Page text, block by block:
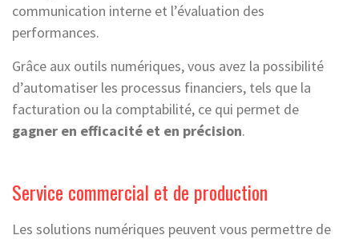
communication interne et l’évaluation des
performances.
Grâce aux outils numériques, vous avez la possibilité
d’automatiser les processus financiers, tels que la
facturation ou la comptabilité, ce qui permet de
gagner en efficacité et en précision.
Service commercial et de production
Les solutions numériques peuvent vous permettre de